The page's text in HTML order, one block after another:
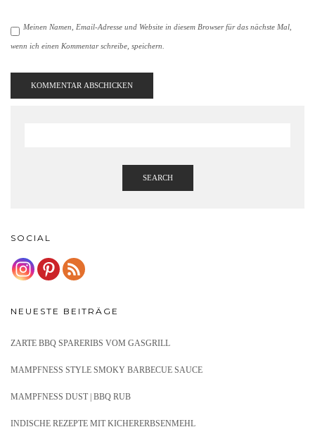
Meinen Namen, Email-Adresse und Website in diesem Browser für das nächste Mal,
wenn ich einen Kommentar schreibe, speichern.
SEARCH
SOCIAL
NEUESTE BEITRÄGE
ZARTE BBQ SPARERIBS VOM GASGRILL
MAMPFNESS STYLE SMOKY BARBECUE SAUCE
MAMPFNESS DUST | BBQ RUB
INDISCHE REZEPTE MIT KICHERERBSENMEHL